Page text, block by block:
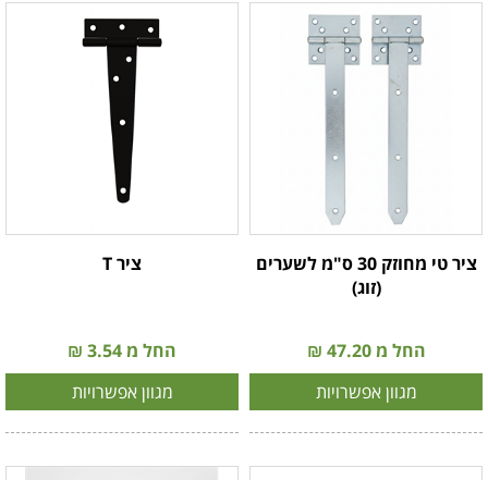
ציר טי מחוזק 30 ס"מ לשערים
(זוג)
החל מ 47.20 ₪
מגוון אפשרויות
ציר T
החל מ 3.54 ₪
מגוון אפשרויות